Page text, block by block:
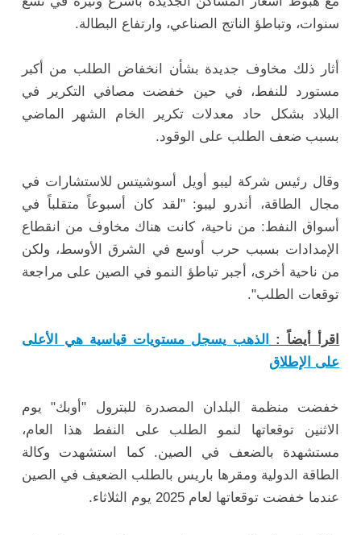
سنوات، وتباطؤ الناتج الصناعي، وارتفاع البطالة.
أثار ذلك مخاوف جديدة بشأن انخفاض الطلب من أكبر
مستورد للنفط، في حين خفضت مصافي التكرير في
البلاد بشكل حاد معدلات تكرير الخام الشهر الماضي
بسبب ضعف الطلب على الوقود.
وقال رئيس شركة ليبو أويل أسوشيتس للاستشارات في
مجال الطاقة، أندرو ليبو: "لقد كان أسبوعاً متقلباً في
أسواق النفط: من ناحية، كانت هناك مخاوف من انقطاع
الإمدادات بسبب حرب أوسع في الشرق الأوسط، ولكن
من ناحية أخرى، أجبر تباطؤ النمو في الصين على مراجعة
توقعات الطلب".
اقرأ أيضاً :
الذهب يسجل مستويات قياسية هي الأعلى
على الإطلاق
خفضت منظمة البلدان المصدرة للبترول "أوبك" يوم
الاثنين توقعاتها لنمو الطلب على النفط هذا العام،
مستشهدة بالضعف في الصين. كما استشهدت وكالة
الطاقة الدولية ومقرها باريس بالطلب الضعيف في الصين
عندما خفضت توقعاتها لعام 2025 يوم الثلاثاء.